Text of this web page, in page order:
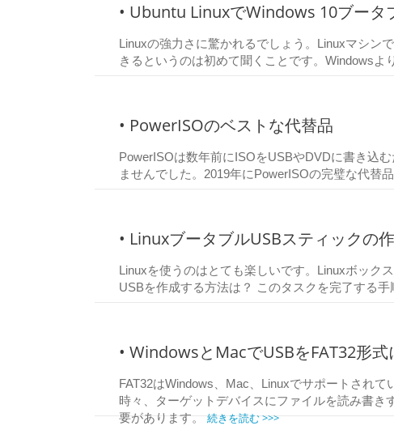
• Ubuntu LinuxでWindows 10ブータ
Linuxの強力さに驚かれるでしょう。Linuxマシン
きるというのは初めて聞くことです。Windowsよ
• PowerISOのベストな代替品
PowerISOは数年前にISOをUSBやDVDに書き込
ませんでした。2019年にPowerISOの完璧な代替
• LinuxブータブルUSBスティックの
Linuxを使うのはとても楽しいです。Linuxボック
USBを作成する方法は？ このタスクを完了する手
• WindowsとMacでUSBをFAT32形
FAT32はWindows、Mac、Linuxでサポートされ
時々、ターゲットデバイスにファイルを読み書
要があります。 続きを読む >>>